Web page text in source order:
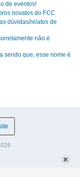
de eventos!
novatos do FCC
dúvidas/relatos de
não é
sendo que, esse nome é